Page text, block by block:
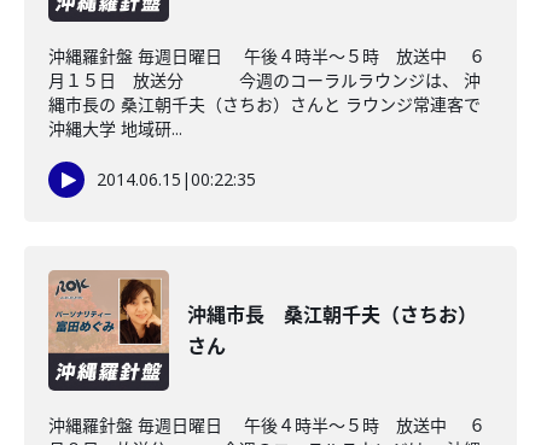
沖縄羅針盤 毎週日曜日 午後４時半～５時 放送中 ６
月１５日 放送分 今週のコーラルラウンジは、 沖
縄市長の 桑江朝千夫（さちお）さんと ラウンジ常連客で
沖縄大学 地域研...
2014.06.15 |00:22:35
沖縄市長 桑江朝千夫（さちお）
さん
沖縄羅針盤 毎週日曜日 午後４時半～５時 放送中 ６